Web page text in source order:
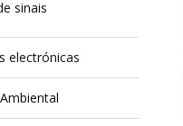
sinais
electrónicas